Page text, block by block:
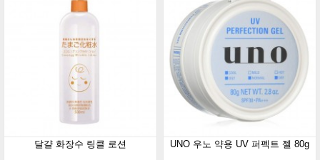
달걀 화장수 링클 로션 UNO 우노 약용 UV 퍼펙트 젤 80g